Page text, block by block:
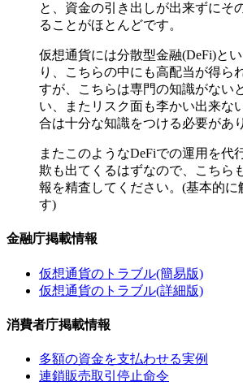
と、資金の引き出しが出来ずにそ
ることがほとんどです。
仮想通貨には分散型金融(DeFi)と
り、こちらの中にも高配当が得ら
すが、こちらは専門の知識がない
い、またリスク面も李かい出来な
合は十分な知識をつける必要があ
またこのようなDeFiでの運用を代
欺も出てくるはずなので、こちら
報を精査してください。(基本的
す)
金融庁掲載情報
仮想通貨のトラブル(簡易版)
仮想通貨のトラブル(詳細版)
消費者庁掲載情報
多額の資金を支払わせる実例
連鎖販売取引停止命令